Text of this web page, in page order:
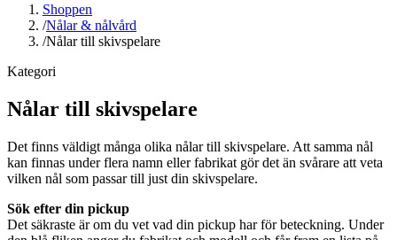
Shoppen
/Nålar & nålvård
/Nålar till skivspelare
Kategori
Nålar till skivspelare
Det finns väldigt många olika nålar till skivspelare. Att samma nål
kan finnas under flera namn eller fabrikat gör det än svårare att veta
vilken nål som passar till just din skivspelare.
Sök efter din pickup
Det säkraste är om du vet vad din pickup har för beteckning. Under